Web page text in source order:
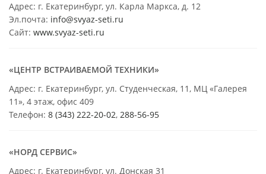
Адрес: г. Екатеринбург, ул. Карла Маркса, д. 12
Эл.почта: info@svyaz-seti.ru
Сайт: www.svyaz-seti.ru
«ЦЕНТР ВСТРАИВАЕМОЙ ТЕХНИКИ»
Адрес: г. Екатеринбург, ул. Студенческая, 11, МЦ «Галерея
11», 4 этаж, офис 409
Телефон: 8 (343) 222-20-02, 288-56-95
«НОРД СЕРВИС»
Адрес: г. Екатеринбург, ул. Донская 31